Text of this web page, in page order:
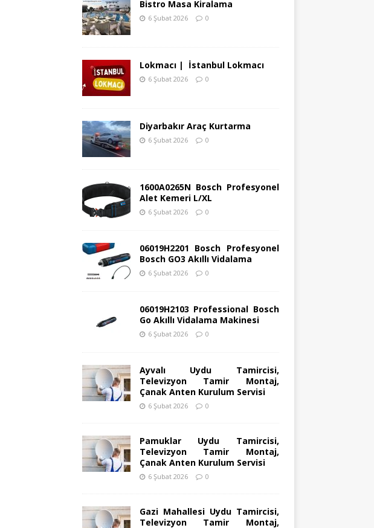
Bistro Masa Kiralama
6 Şubat 2026 0
Lokmacı | İstanbul Lokmacı
6 Şubat 2026 0
Diyarbakır Araç Kurtarma
6 Şubat 2026 0
1600A0265N Bosch Profesyonel
Alet Kemeri L/XL
6 Şubat 2026 0
06019H2201 Bosch Profesyonel
Bosch GO3 Akıllı Vidalama
6 Şubat 2026 0
06019H2103 Professional Bosch
Go Akıllı Vidalama Makinesi
6 Şubat 2026 0
Ayvalı Uydu Tamircisi,
Televizyon Tamir Montaj,
Çanak Anten Kurulum Servisi
6 Şubat 2026 0
Pamuklar Uydu Tamircisi,
Televizyon Tamir Montaj,
Çanak Anten Kurulum Servisi
6 Şubat 2026 0
Gazi Mahallesi Uydu Tamircisi,
Televizyon Tamir Montaj,